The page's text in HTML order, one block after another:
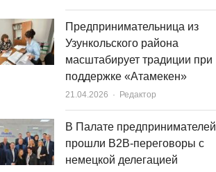
Предпринимательница из
Узункольского района
масштабирует традиции при
поддержке «Атамекен»
21.04.2026 Author
Редактор
В Палате предпринимателей
прошли B2B-переговоры с
немецкой делегацией